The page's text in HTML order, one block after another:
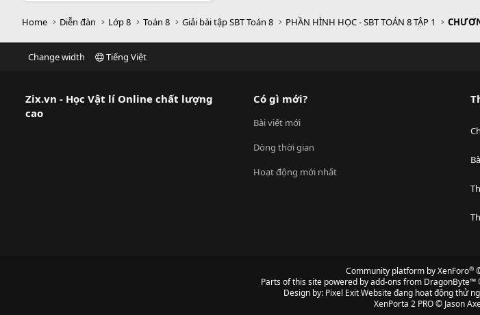
Home Diễn đàn Lớp 8 Toán 8 Giải bài tập SBT Toán 8 PHẦN HÌNH HỌC - SBT TOÁN 8 TẬP 1
Change width Tiếng Việt
Zix.vn - Học Vật lí Online chất lượng
cao
Có gì mới?
Bài viết mới
Dòng thời gian
Hoạt động mới nhất
Community platform by XenForo®
Parts of this site powered byadd-ons from DragonByte™
Design by: Pixel ExitWebsite đang hoạt động thử
XenPorta 2 PRO© Jason